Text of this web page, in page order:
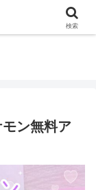
ン無料ア
検索